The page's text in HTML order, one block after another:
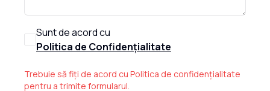
Sunt de acord cu
Politica de Confidențialitate
Trebuie să fiți de acord cu Politica de confidențialitate
pentru a trimite formularul.